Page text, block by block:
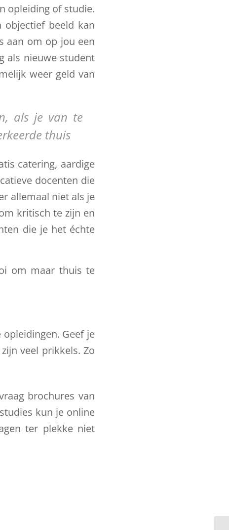
opleiding of studie.
objectief beeld kan
aan om op jou een
als nieuwe student
weer geld van
als je van te
thuis
catering, aardige
docenten die
allemaal niet als je
kritisch te zijn en
die je het échte
om maar thuis te
Geef je
veel prikkels. Zo
brochures van
kun je online
ter plekke niet